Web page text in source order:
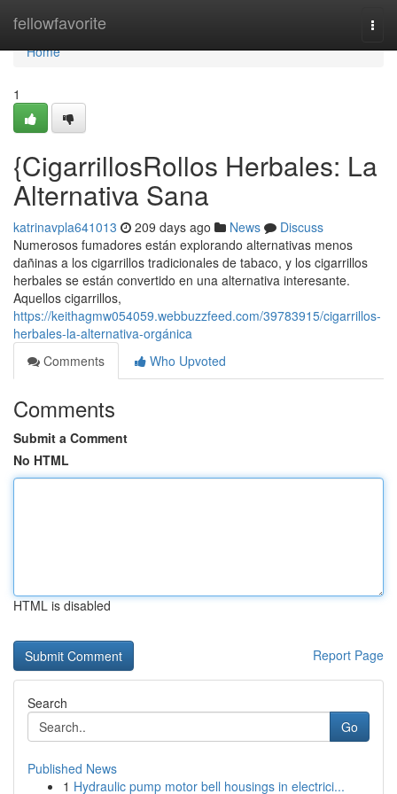
fellowfavorite
Home
Home
1
{CigarrillosRollos Herbales: La
Alternativa Sana
katrinavpla641013 209 days ago News
Discuss
Numerosos fumadores están explorando alternativas menos
dañinas a los cigarrillos tradicionales de tabaco, y los cigarrillos
herbales se están convertido en una alternativa interesante.
Aquellos cigarrillos,
https://keithagmw054059.webbuzzfeed.com/39783915/cigarrillos-
herbales-la-alternativa-orgánica
Comments
Who Upvoted
Comments
Submit a Comment
No HTML
HTML is disabled
Report Page
Search
Go
Published News
1 Hydraulic pump motor bell housings in electrici...